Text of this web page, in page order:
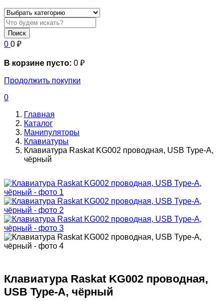
Поиск
0 0 ₽
В корзине пусто: 0 ₽
Продолжить покупки
0
Главная
Каталог
Манипуляторы
Клавиатуры
Клавиатура Raskat KG002 проводная, USB Type-A,
чёрный
Клавиатура Raskat KG002 проводная,
USB Type-A, чёрный